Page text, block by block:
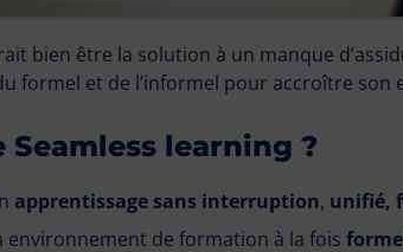
bien être la solution à un manque
formel et de l’informel pour accroître son
Seamless learning ?
apprentissage sans interruption, unifié,
de formation à la fois